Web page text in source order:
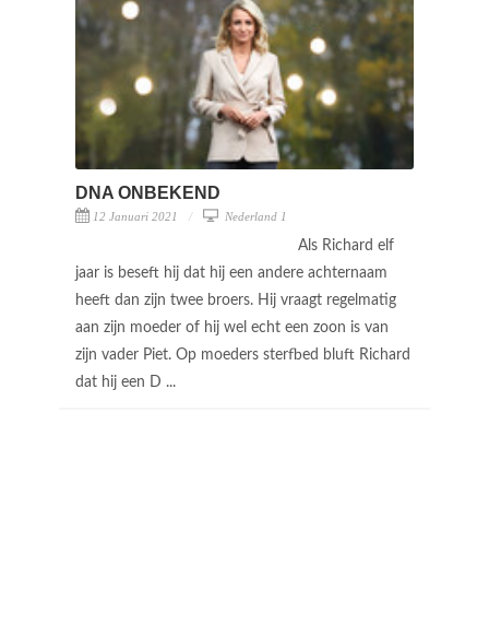
DNA ONBEKEND
12 Januari 2021 Nederland 1
Als Richard elf
jaar is beseft hij dat hij een andere achternaam
heeft dan zijn twee broers. Hij vraagt regelmatig
aan zijn moeder of hij wel echt een zoon is van
zijn vader Piet. Op moeders sterfbed bluft Richard
dat hij een D ...